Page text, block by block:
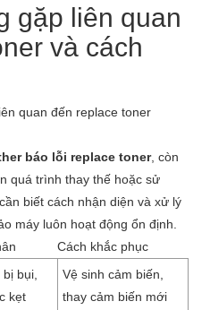
gặp liên quan
và cách
báo lỗi replace toner, còn
quá trình thay thế hoặc sử
biết cách nhận diện và xử lý
máy luôn hoạt động ổn định.
Cách khắc phục
bụi,
kẹt
Vệ sinh cảm biến,
thay cảm biến mới